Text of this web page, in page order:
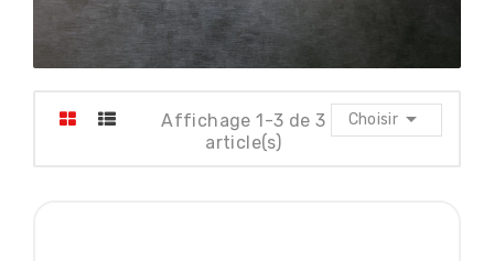
Choisir 
Affichage 1-3 de 3
article(s)